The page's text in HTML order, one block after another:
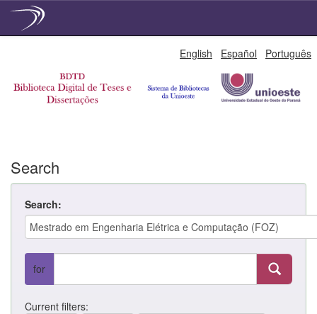
English Español Português
Search
Search:
for
Current filters: